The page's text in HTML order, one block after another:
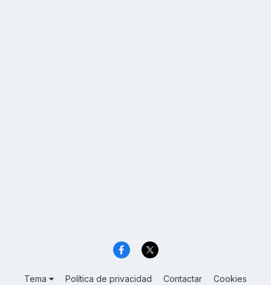
Tema Política de privacidad Contactar Cookies